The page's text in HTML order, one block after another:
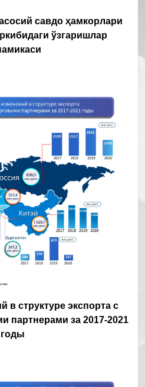
савдо ҳамкорлари
ўзгаришлар
в структуре экспорта с
партнерами за 2017-2021
годы